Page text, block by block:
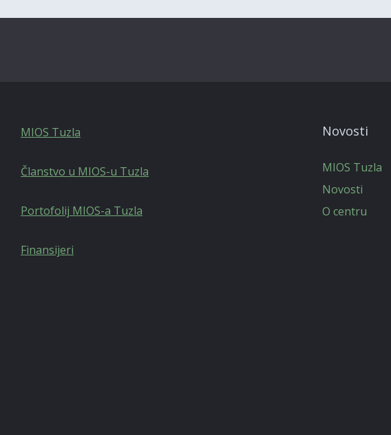
MIOS Tuzla
Članstvo u MIOS-u Tuzla
Portofolij MIOS-a Tuzla
Finansijeri
Novosti
MIOS Tuzla
Novosti
O centru